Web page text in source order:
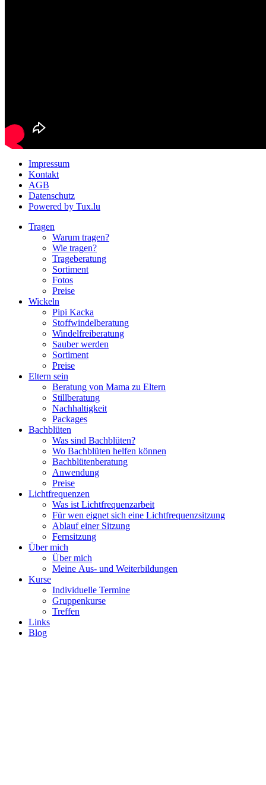
Impressum
Kontakt
AGB
Datenschutz
Powered by Tux.lu
Tragen
Warum tragen?
Wie tragen?
Trageberatung
Sortiment
Fotos
Preise
Wickeln
Pipi Kacka
Stoffwindelberatung
Windelfreiberatung
Sauber werden
Sortiment
Preise
Eltern sein
Beratung von Mama zu Eltern
Stillberatung
Nachhaltigkeit
Packages
Bachblüten
Was sind Bachblüten?
Wo Bachblüten helfen können
Bachblütenberatung
Anwendung
Preise
Lichtfrequenzen
Was ist Lichtfrequenzarbeit
Für wen eignet sich eine Lichtfrequenzsitzung
Ablauf einer Sitzung
Fernsitzung
Über mich
Über mich
Meine Aus- und Weiterbildungen
Kurse
Individuelle Termine
Gruppenkurse
Treffen
Links
Blog